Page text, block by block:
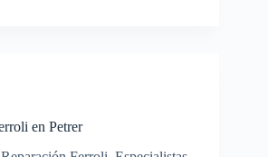
en Petrer